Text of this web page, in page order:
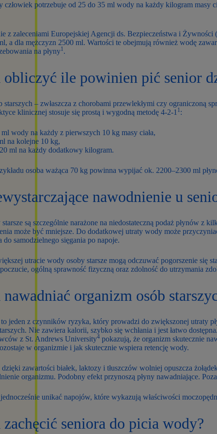
człowiek potrzebuje od 25 do 35 ml wody na każdy kilogram masy
z zaleceniami Europejskiej Agencji ds. Bezpieczeństwa i
a dla mężczyzn 2500 ml. Wartości te obejmują również wodę
na płyny1.
obliczyć ile powinien pić senior
starszych – zwłaszcza z chorobami przewlekłymi czy ograniczoną
klinicznej stosuje się prostą i wygodną metodę 4-2-1 1:
wody na każdy z pierwszych 10 kg masy ciała,
na kolejne 10 kg,
ml na każdy dodatkowy kilogram.
osoba ważąca 70 kg powinna wypijać ok. 2200–2300 ml
nawodnienie u
starsze są szczególnie narażone na niedostateczną podaż płynów
może być mniejsze. Do dodatkowej utraty wody może
do samodzielnego sięgania po napoje.
utracie wody osoby starsze mogą odczuwać pogorszenie się
ogólną sprawność fizyczną oraz zdolność do utrzymania
nawadniać organizm osób
to jeden z czynników ryzyka, który prowadzi do zwiększonej utraty
Nie zawiera kalorii, szybko się wchłania i jest łatwo
z St. Andrews University4 pokazują, że organizm skutecznie
w organizmie i jak skutecznie wspiera retencję wody.
zawartości białek, laktozy i tłuszczów wolniej opuszcza
organizmu. Podobny efekt przynoszą płyny nawadniające.
unikać napojów, które wykazują właściwości
zachęcić seniora do picia wody?